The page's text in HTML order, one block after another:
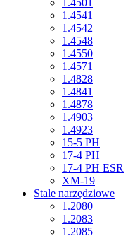
1.4501
1.4541
1.4542
1.4548
1.4550
1.4571
1.4828
1.4841
1.4878
1.4903
1.4923
15-5 PH
17-4 PH
17-4 PH ESR
XM-19
Stale narzędziowe
1.2080
1.2083
1.2085